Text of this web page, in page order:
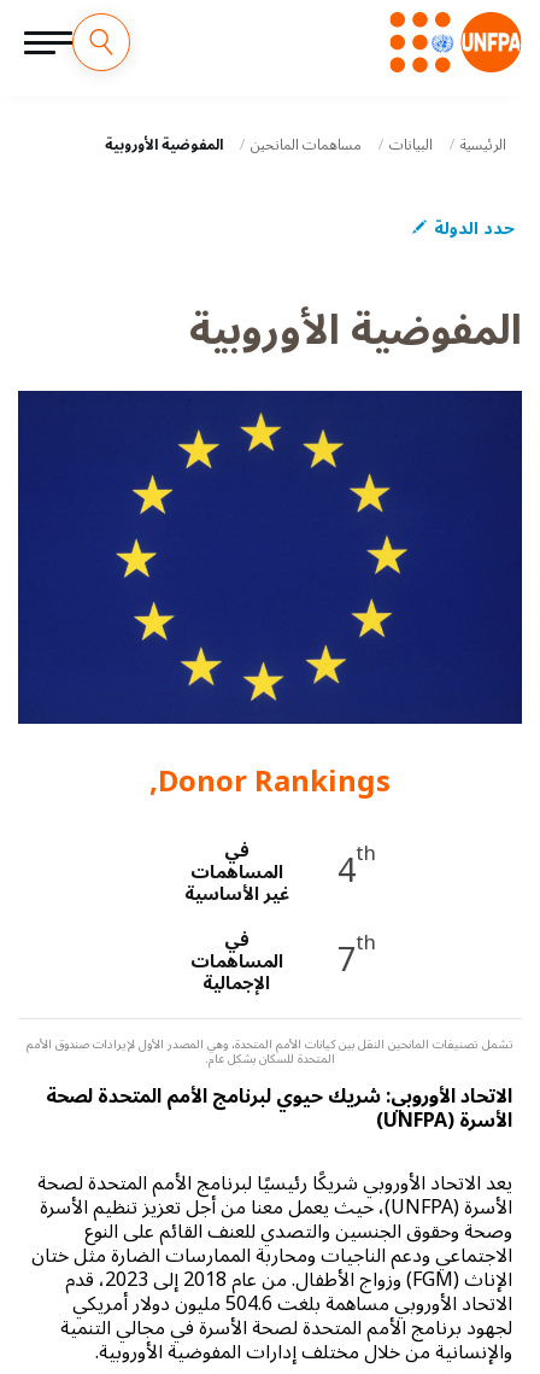
n
a
v
n
الرئيسية البيانات مساهمات المانحين المفوضية الأوروبية
حدد الدولة
المفوضية الأوروبية
Donor Rankings,
4th في
المساهمات
غير الأساسية
7th في
المساهمات
الإجمالية
تشمل تصنيفات المانحين النقل بين كيانات الأمم المتحدة، وهي المصدر الأول لإيرادات صندوق الأمم
المتحدة للسكان بشكل عام.
الاتحاد الأوروبي: شريك حيوي لبرنامج الأمم المتحدة لصحة
الأسرة (UNFPA)
يعد الاتحاد الأوروبي شريكًا رئيسيًا لبرنامج الأمم المتحدة لصحة
الأسرة (UNFPA)، حيث يعمل معنا من أجل تعزيز تنظيم الأسرة
وصحة وحقوق الجنسين والتصدي للعنف القائم على النوع
الاجتماعي ودعم الناجيات ومحاربة الممارسات الضارة مثل ختان
الإناث (FGM) وزواج الأطفال. من عام 2018 إلى 2023، قدم
الاتحاد الأوروبي مساهمة بلغت 504.6 مليون دولار أمريكي
لجهود برنامج الأمم المتحدة لصحة الأسرة في مجالي التنمية
والإنسانية من خلال مختلف إدارات المفوضية الأوروبية.